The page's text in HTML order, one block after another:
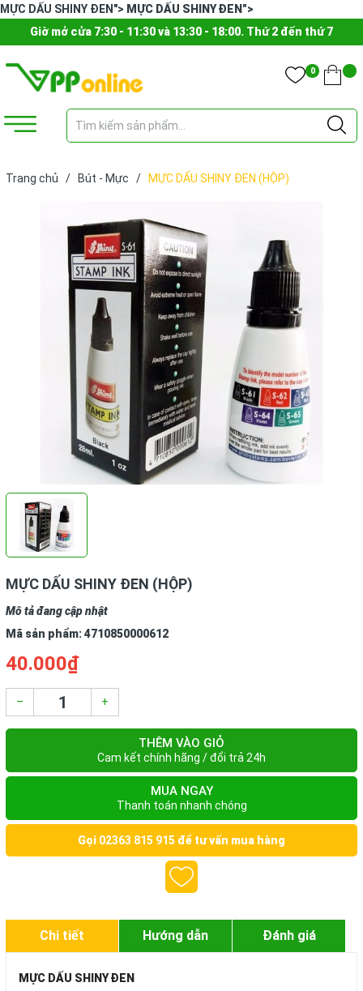
MỰC DẤU SHINY ĐEN"> MỰC DẤU SHINY ĐEN">
Giờ mở cửa 7:30 - 11:30 và 13:30 - 18:00. Thứ 2 đến thứ 7
0
Trang chủ / Bút - Mực / MỰC DẤU SHINY ĐEN (HỘP)
MỰC DẤU SHINY ĐEN (HỘP)
Mô tả đang cập nhật
Mã sản phẩm:4710850000612
40.000₫
– +
THÊM VÀO GIỎ
Cam kết chính hãng / đổi trả 24h
MUA NGAY
Thanh toán nhanh chóng
Gọi 02363 815 915 để tư vấn mua hàng
Chi tiết Hướng dẫn Đánh giá
MỰC DẤU SHINY ĐEN